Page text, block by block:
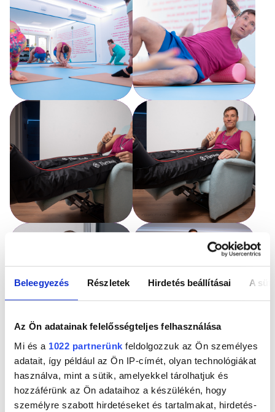
Beleegyezés Részletek Hirdetés beállításai A
Az Ön adatainak felelősségteljes felhasználása
Mi és a 1022 partnerünk feldolgozzuk az Ön személyes
adatait, így például az Ön IP-címét, olyan technológiákat
használva, mint a sütik, amelyekkel tárolhatjuk és
hozzáférünk az Ön adataihoz a készülékén, hogy
személyre szabott hirdetéseket és tartalmakat, hirdetés-